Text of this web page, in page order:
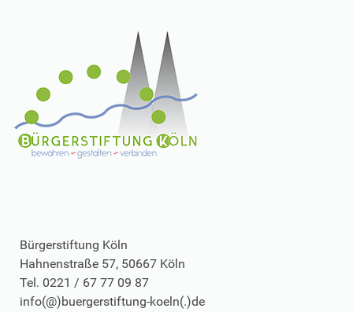
Bürgerstiftung Köln
Hahnenstraße 57, 50667 Köln
Tel. 0221 / 67 77 09 87
info(@)buergerstiftung-koeln(.)de